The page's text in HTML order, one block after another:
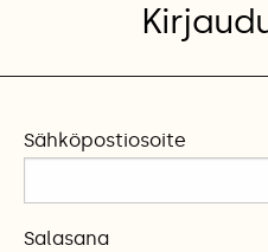
Sähköpostiosoite
Salasana